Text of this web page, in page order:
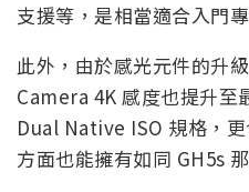
支援等，是相當適合入門
此外，由於感光元件的升
Camera 4K 感度也提升至
Dual Native ISO 規格，
方面也能擁有如同 GH5s